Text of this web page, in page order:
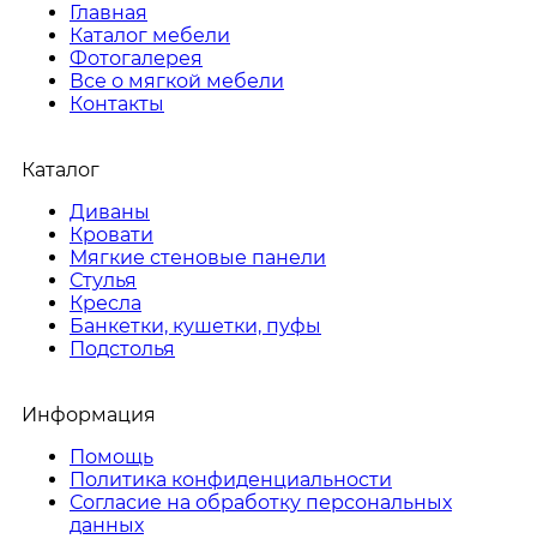
Главная
Каталог мебели
Фотогалерея
Все о мягкой мебели
Контакты
Каталог
Диваны
Кровати
Мягкие стеновые панели
Стулья
Кресла
Банкетки, кушетки, пуфы
Подстолья
Информация
Помощь
Политика конфиденциальности
Согласие на обработку персональных
данных